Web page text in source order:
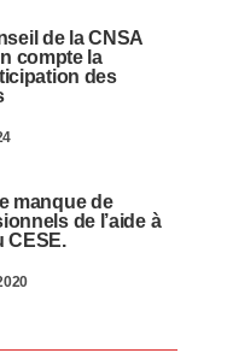
de la CNSA
compte la
des
manque de
de l’aide à
CESE.